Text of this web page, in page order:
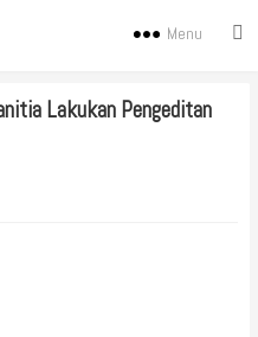
Menu
Lakukan Pengeditan